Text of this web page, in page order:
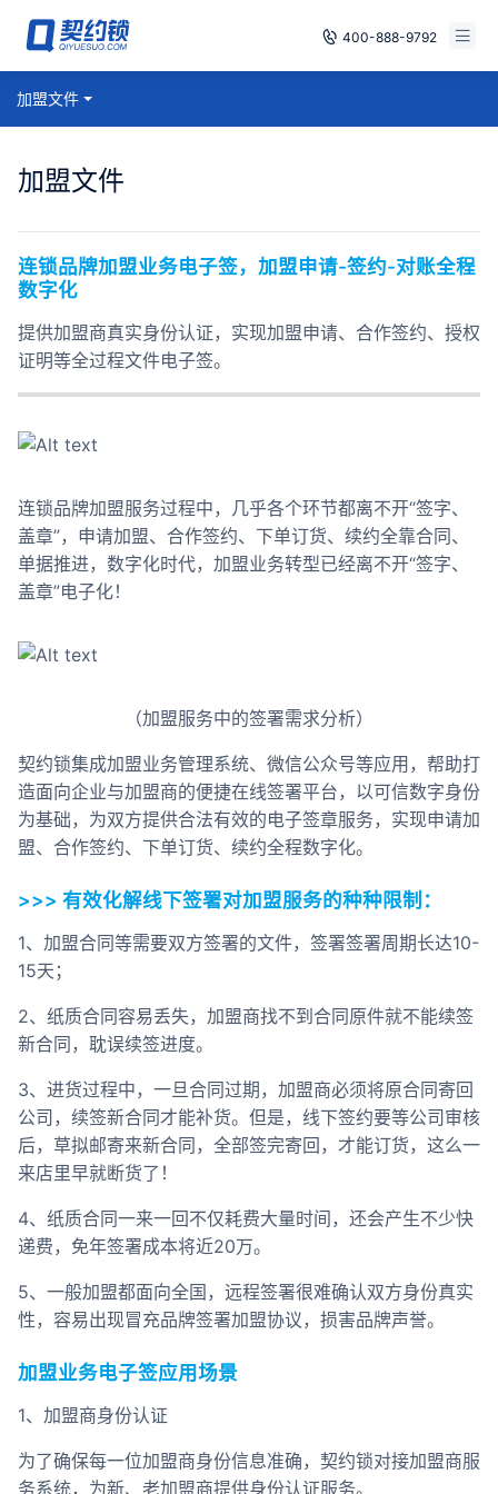
400-888-9792
智能合同
数字存档
安全合规
方案
合作
我们
加盟文件
加盟文件
连锁品牌加盟业务电子签，加盟申请-签约-对账全程
数字化
提供加盟商真实身份认证，实现加盟申请、合作签约、授权
证明等全过程文件电子签。
连锁品牌加盟服务过程中，几乎各个环节都离不开“签字、
盖章”，申请加盟、合作签约、下单订货、续约全靠合同、
单据推进，数字化时代，加盟业务转型已经离不开“签字、
盖章”电子化！
（加盟服务中的签署需求分析）
契约锁集成加盟业务管理系统、微信公众号等应用，帮助打
造面向企业与加盟商的便捷在线签署平台，以可信数字身份
为基础，为双方提供合法有效的电子签章服务，实现申请加
盟、合作签约、下单订货、续约全程数字化。
>>> 有效化解线下签署对加盟服务的种种限制：
1、加盟合同等需要双方签署的文件，签署签署周期长达10-
15天；
2、纸质合同容易丢失，加盟商找不到合同原件就不能续签
新合同，耽误续签进度。
3、进货过程中，一旦合同过期，加盟商必须将原合同寄回
公司，续签新合同才能补货。但是，线下签约要等公司审核
后，草拟邮寄来新合同，全部签完寄回，才能订货，这么一
来店里早就断货了！
4、纸质合同一来一回不仅耗费大量时间，还会产生不少快
递费，免年签署成本将近20万。
5、一般加盟都面向全国，远程签署很难确认双方身份真实
性，容易出现冒充品牌签署加盟协议，损害品牌声誉。
加盟业务电子签应用场景
1、加盟商身份认证
为了确保每一位加盟商身份信息准确，契约锁对接加盟商服
务系统，为新、老加盟商提供身份认证服务。